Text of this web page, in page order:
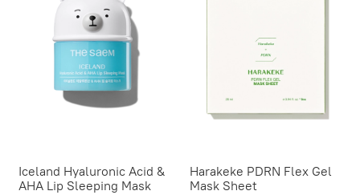
Iceland Hyaluronic Acid &
AHA Lip Sleeping Mask
Harakeke PDRN Flex Gel
Mask Sheet